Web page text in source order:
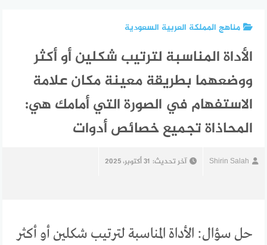
مناهج المملكة العربية السعودية
الأداة المناسبة لترتيب شكلين أو أكثر
ووضعهما بطريقة معينة مكان علامة
الاستفهام في الصورة التي أمامك هي:
المحاذاة تجميع خصائص أدوات
Shirin Salah آخر تحديث: 31 أكتوبر، 2025
حل سؤال: الأداة المناسبة لترتيب شكلين أو أكثر